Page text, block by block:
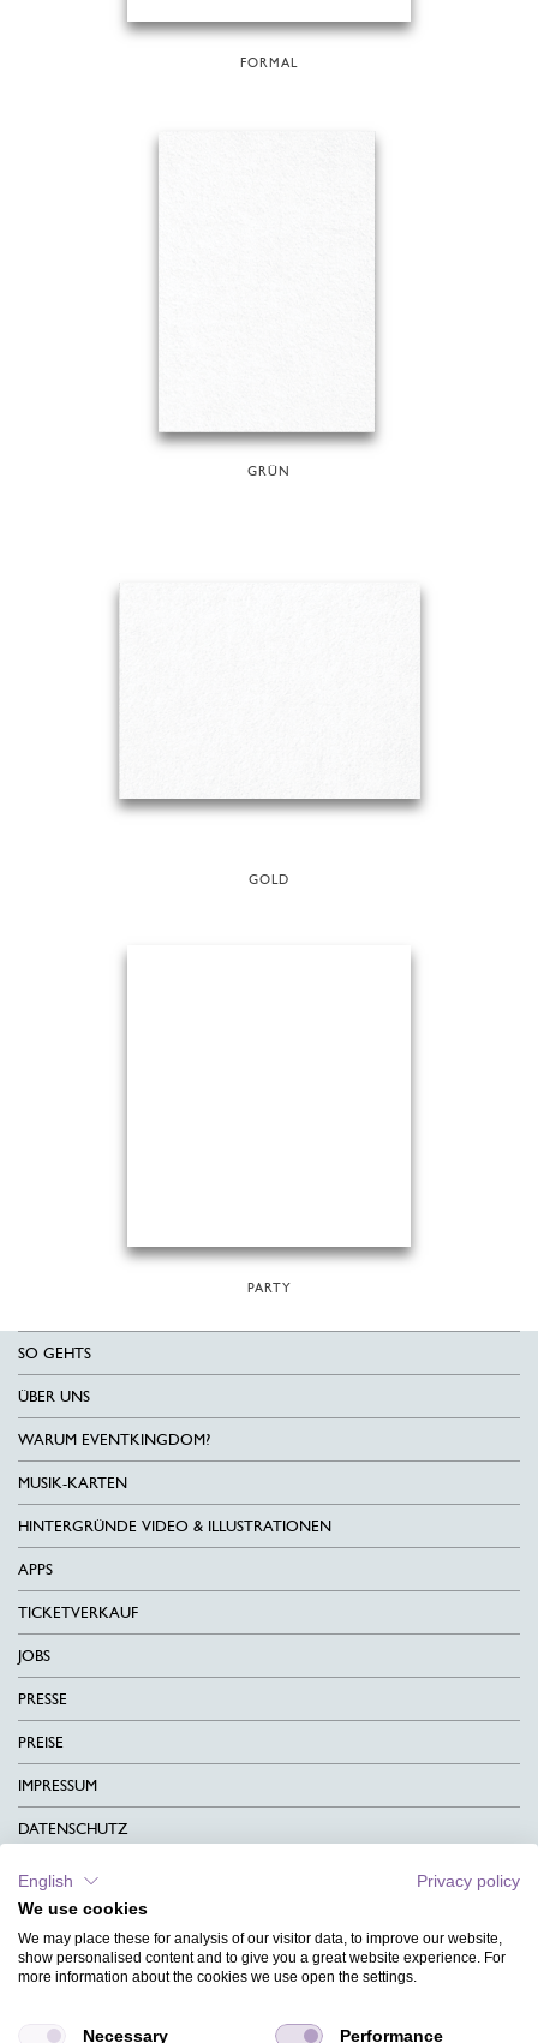
FORMAL
GRÜN
GOLD
PARTY
SO GEHTS
ÜBER UNS
WARUM EVENTKINGDOM?
MUSIK-KARTEN
HINTERGRÜNDE VIDEO & ILLUSTRATIONEN
APPS
TICKETVERKAUF
JOBS
PRESSE
PREISE
IMPRESSUM
DATENSCHUTZ
KONTAKT
AGB
CHARITY
English
Privacy policy
We use cookies
We may place these for analysis of our visitor data, to improve our website,
show personalised content and to give you a great website experience. For
more information about the cookies we use open the settings.
Necessary Performance